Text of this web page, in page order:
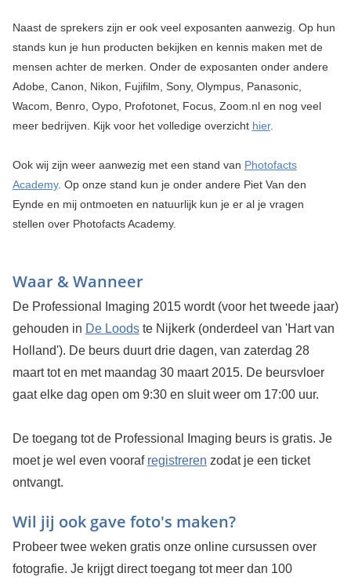
Naast de sprekers zijn er ook veel exposanten aanwezig. Op hun
stands kun je hun producten bekijken en kennis maken met de
mensen achter de merken. Onder de exposanten onder andere
Adobe, Canon, Nikon, Fujifilm, Sony, Olympus, Panasonic,
Wacom, Benro, Oypo, Profotonet, Focus, Zoom.nl en nog veel
meer bedrijven. Kijk voor het volledige overzicht hier.
Ook wij zijn weer aanwezig met een stand van Photofacts
Academy. Op onze stand kun je onder andere Piet Van den
Eynde en mij ontmoeten en natuurlijk kun je er al je vragen
stellen over Photofacts Academy.
Waar & Wanneer
De Professional Imaging 2015 wordt (voor het tweede jaar)
gehouden in De Loodste Nijkerk (onderdeel van 'Hart van
Holland'). De beurs duurt drie dagen, van zaterdag 28
maart tot en met maandag 30 maart 2015. De beursvloer
gaat elke dag open om 9:30 en sluit weer om 17:00 uur.
De toegang tot de Professional Imaging beurs is gratis. Je
moet je wel even vooraf registreren zodat je een ticket
ontvangt.
Wil jij ook gave foto's maken?
Probeer twee weken gratis onze online cursussen over
fotografie. Je krijgt direct toegang tot meer dan 100